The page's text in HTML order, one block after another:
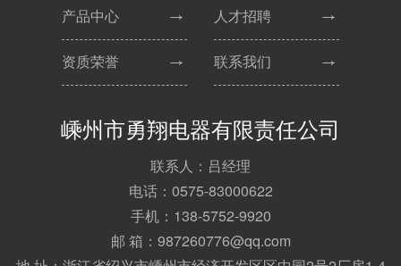
嵊州市勇翔电器有限责任公司
联系人：吕经理
电话：0575-83000622
手机：138-5752-9920
邮 箱：987260776@qq.com
产品中心
资质荣誉
人才招聘
联系我们